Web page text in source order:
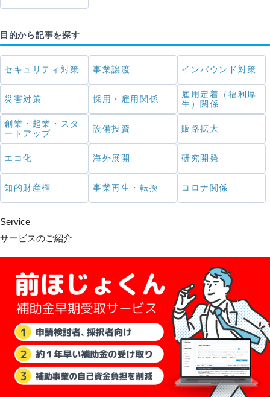
目的から記事を探す
セキュリティ対策 事業譲渡 インバウンド対策
災害対策 採用・雇用関係
雇用定着（福利厚
生）関係
創業・起業・スタ
ートアップ
設備投資 販路拡大
エコ化 海外展開 研究開発
知的財産権 事業再生・転換 コロナ関係
Service
サービスのご紹介